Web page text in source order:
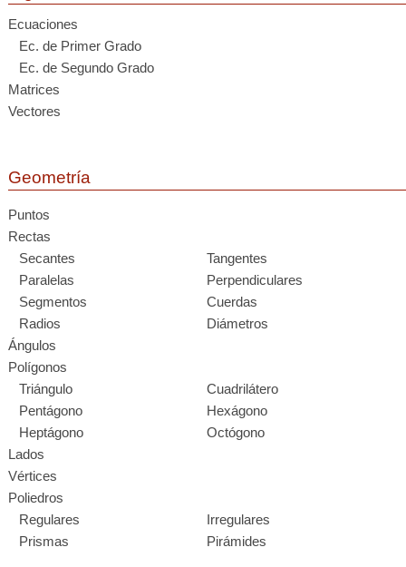
Ecuaciones
Ec. de Primer Grado
Ec. de Segundo Grado
Matrices
Vectores
Geometría
Puntos
Rectas
Secantes
Tangentes
Paralelas
Perpendiculares
Segmentos
Cuerdas
Radios
Diámetros
Ángulos
Polígonos
Triángulo
Cuadrilátero
Pentágono
Hexágono
Heptágono
Octógono
Lados
Vértices
Poliedros
Regulares
Irregulares
Prismas
Pirámides